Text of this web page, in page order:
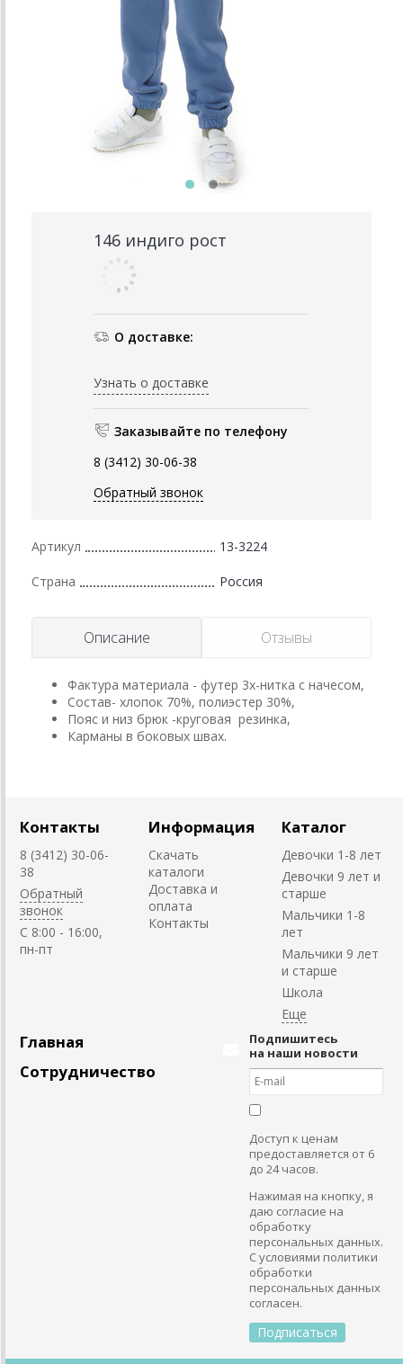
146 индиго рост
О доставке:
Узнать о доставке
Заказывайте по телефону
8 (3412) 30-06-38
Обратный звонок
Артикул 13-3224
Страна Россия
Описание Отзывы
Фактура материала - футер 3х-нитка с начесом,
Состав- хлопок 70%, полиэстер 30%,
Пояс и низ брюк -круговая резинка,
Карманы в боковых швах.
Контакты
8 (3412) 30-06-
38
Обратный
звонок
C 8:00 - 16:00,
пн-пт
Информация
Скачать
каталоги
Доставка и
оплата
Контакты
Каталог
Девочки 1-8 лет
Девочки 9 лет и
старше
Мальчики 1-8
лет
Мальчики 9 лет
и старше
Школа
Главная
Сотрудничество
Подпишитесь
на наши новости
Доступ к ценам
предоставляется от 6
до 24 часов.
Нажимая на кнопку, я
даю согласие на
обработку
персональных данных.
С условиями политики
обработки
персональных данных
согласен.